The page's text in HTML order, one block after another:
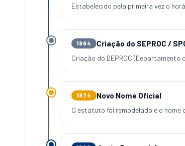
Estabelecido pela primeira vez o
1964 Criação do SEPROC /
Criação do DEPROC
1974 Novo Nome Oficial
O estatuto foi remodelado e o